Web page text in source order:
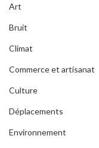
Art
Bruit
Climat
Commerce et artisanat
Culture
Déplacements
Environnement